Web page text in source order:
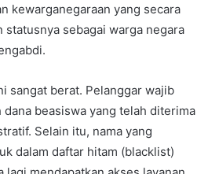
kewarganegaraan yang secara
sebagai warga negara
sangat berat. Pelanggar wajib
beasiswa yang telah diterima
Selain itu, nama yang
dalam daftar hitam (blacklist)